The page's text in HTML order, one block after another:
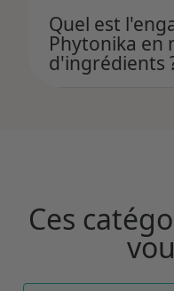
Quel est
Phytonika en
d'ingrédients
Ces